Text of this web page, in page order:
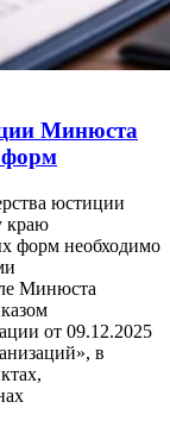
Минюста
форм
юстиции
краю
форм необходимо
Минюста
от 09.12.2025
в